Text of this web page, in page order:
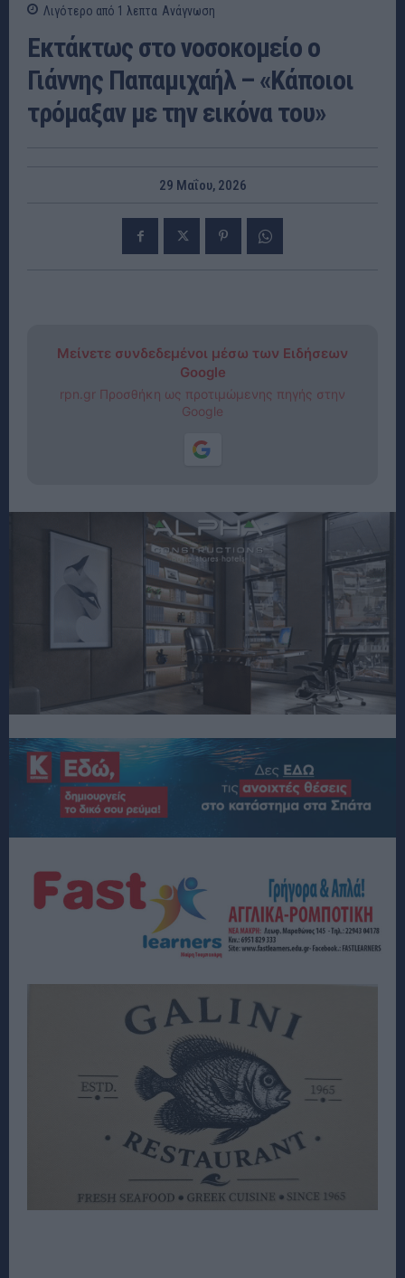
Λιγότερο από 1 λεπτα Ανάγνωση
Εκτάκτως στο νοσοκομείο ο
Γιάννης Παπαμιχαήλ – «Κάποιοι
τρόμαξαν με την εικόνα του»
29 Μαΐου, 2026
Μείνετε συνδεδεμένοι μέσω των Ειδήσεων
Google
rpn.gr Προσθήκη ως προτιμώμενης πηγής στην
Google